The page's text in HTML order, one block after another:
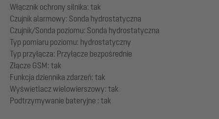
Włącznik ochrony silnika: tak
Czujnik alarmowy: Sonda hydrostatyczna
Czujnik/Sonda poziomu: Sonda hydrostatyczna
Typ pomiaru poziomu: hydrostatyczny
Typ przyłącza: Przyłącze bezpośrednie
Złącze GSM: tak
Funkcja dziennika zdarzeń: tak
Wyświetlacz wielowierszowy: tak